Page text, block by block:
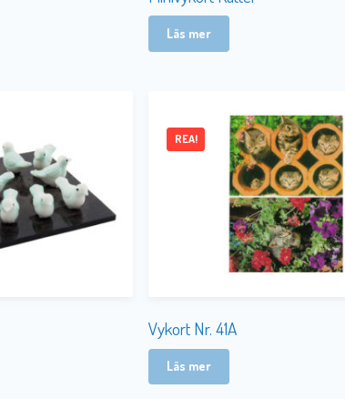
Läs mer
Vykort Nr. 41A
REA!
Läs mer